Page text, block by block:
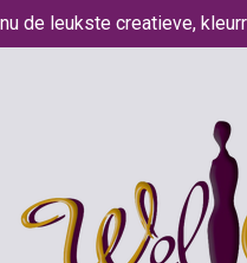
de leukste creatieve,